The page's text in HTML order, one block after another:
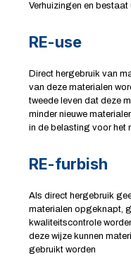
Verhuizingen en
RE-use
Direct hergebruik van
van deze materialen
tweede leven dat deze
minder nieuwe
in de belasting voor het
RE-furbish
Als direct hergebruik
materialen opgeknapt,
kwaliteitscontrole
deze wijze kunnen
gebruikt worden